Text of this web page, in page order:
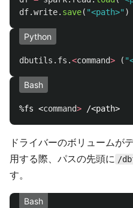
df.write. save( "<path>" )
Python
dbutils . fs .<command> ( "
Bash
%fs <command>
ドライバーのボリュームが
用する際、パスの先頭に /
す。
Bash